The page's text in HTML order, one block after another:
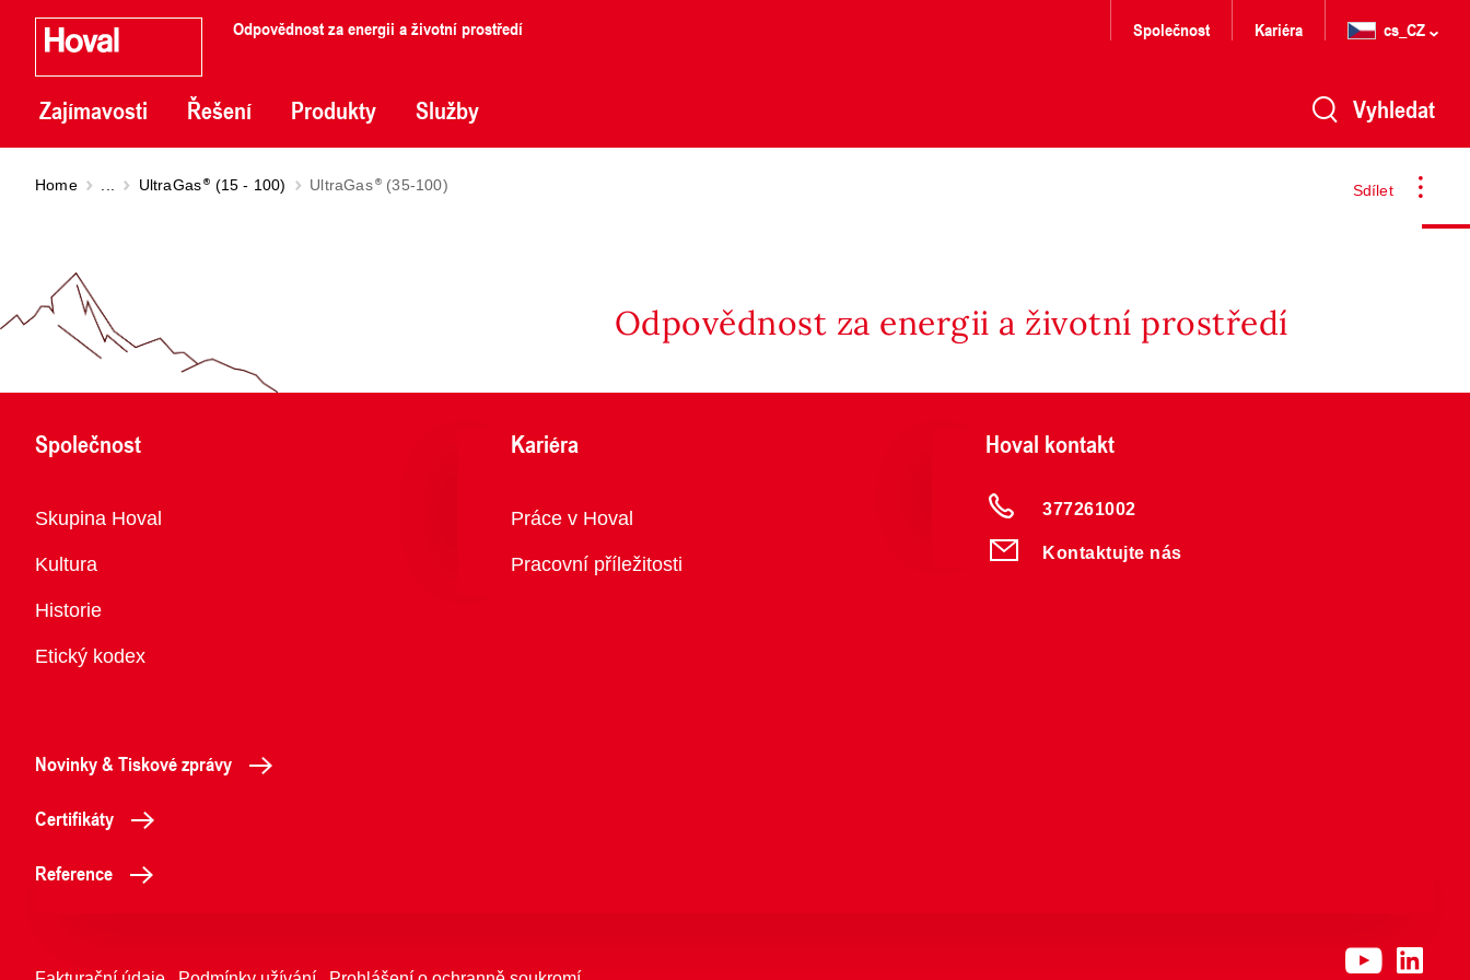
Odpovědnost za energii a životní prostředí
Zajímavosti Řešení Produkty Služby
Společnost Kariéra cs_CZ
Vyhledat
Sdílet
Home UltraGas (15 - 100) UltraGas (35-100)
Odpovědnost za energii a životní prostředí
Společnost
Přehled
Skupina Hoval
Kultura
Historie
Etický kodex
Kariéra
Přehled
Práce v Hoval
Pracovní příležitosti
Hoval kontakt
377261002
Kontaktujte nás
Novinky & Tiskové zprávy
Certifikáty
Reference